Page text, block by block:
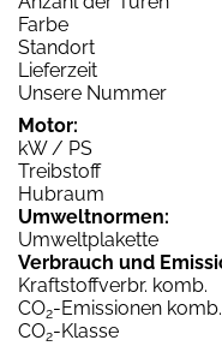
Farbe
Standort
Lieferzeit
Unsere Nummer
Motor:
kW / PS
Treibstoff
Hubraum
Umweltnormen:
Umweltplakette
Verbrauch und
Kraftstoffverbr. komb.
CO2-Emissionen komb.
CO2-Klasse